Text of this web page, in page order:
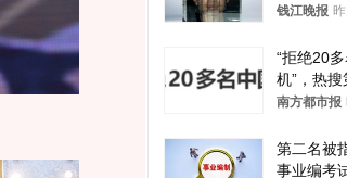
自己的行
钱江晚报
“拒绝20
机”，热搜
方道歉
南方都市报
第二名被
事业编考